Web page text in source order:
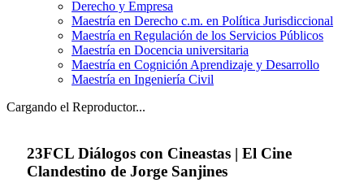
Derecho y Empresa
Maestría en Derecho c.m. en Política Jurisdiccional
Maestría en Regulación de los Servicios Públicos
Maestría en Docencia universitaria
Maestría en Cognición Aprendizaje y Desarrollo
Maestría en Ingeniería Civil
Cargando el Reproductor...
23FCL Diálogos con Cineastas | El Cine
Clandestino de Jorge Sanjines